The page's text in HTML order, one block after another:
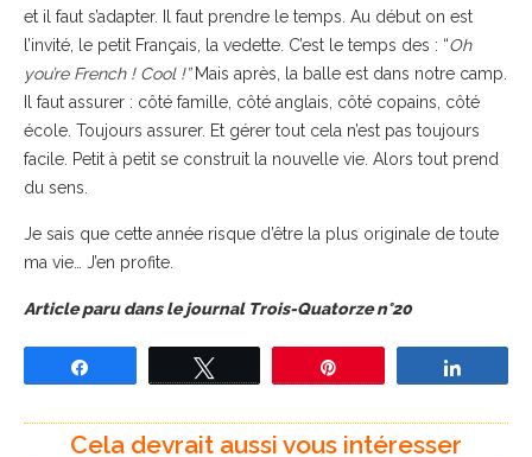
et il faut s’adapter. Il faut prendre le temps. Au début on est
l’invité, le petit Français, la vedette. C’est le temps des : “Oh
you’re French ! Cool !”Mais après, la balle est dans notre camp.
Il faut assurer : côté famille, côté anglais, côté copains, côté
école. Toujours assurer. Et gérer tout cela n’est pas toujours
facile. Petit à petit se construit la nouvelle vie. Alors tout prend
du sens.
Je sais que cette année risque d’être la plus originale de toute
ma vie… J’en profite.
Article paru dans le journal Trois-Quatorze n°20
Cela devrait aussi vous intéresser